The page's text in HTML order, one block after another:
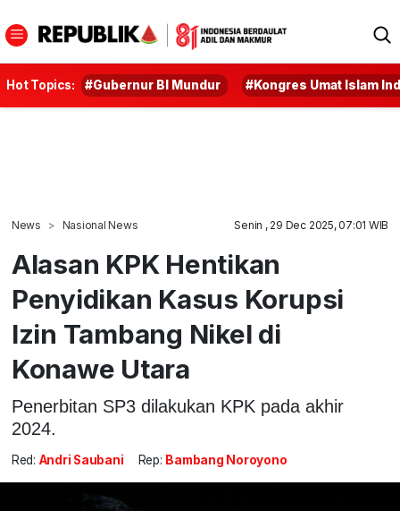
Hot Topics: #Gubernur BI Mundur #Kongres Umat Islam
News Nasional News Senin , 29 Dec 2025, 07:01 WIB
Alasan KPK Hentikan
Penyidikan Kasus Korupsi
Izin Tambang Nikel di
Konawe Utara
Penerbitan SP3 dilakukan KPK pada akhir
2024.
Red: Andri Saubani Rep: Bambang Noroyono